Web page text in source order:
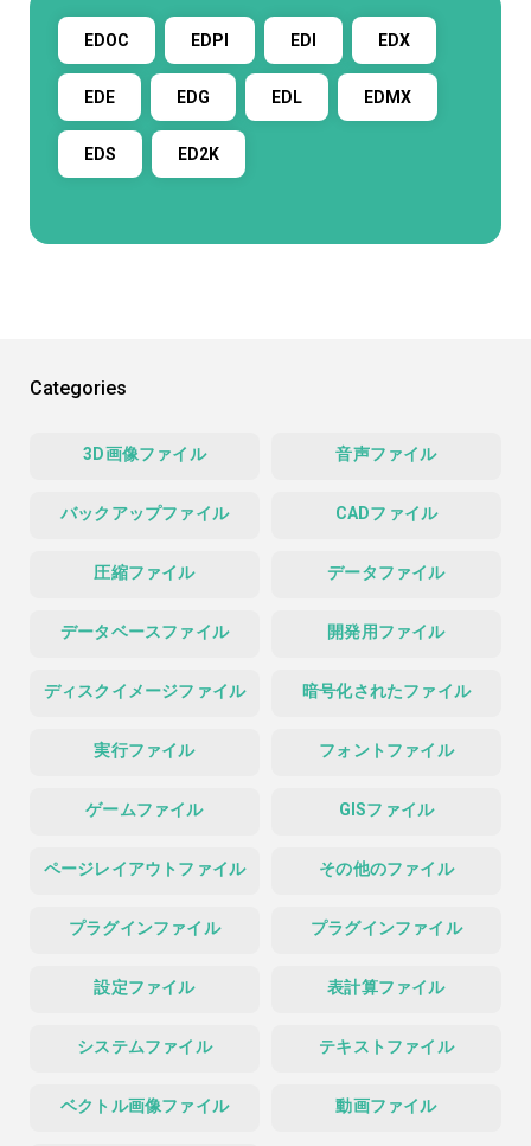
EDOC EDPI EDI EDX
EDE EDG EDL EDMX
EDS ED2K
Categories
3D画像ファイル 音声ファイル
バックアップファイル CADファイル
圧縮ファイル データファイル
データベースファイル 開発用ファイル
ディスクイメージファイル 暗号化されたファイル
実行ファイル フォントファイル
ゲームファイル GISファイル
ページレイアウトファイル その他のファイル
プラグインファイル プラグインファイル
設定ファイル 表計算ファイル
システムファイル テキストファイル
ベクトル画像ファイル 動画ファイル